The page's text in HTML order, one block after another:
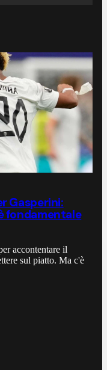
Gasperini:
fondamentale
accontentare il
sul piatto. Ma c'è